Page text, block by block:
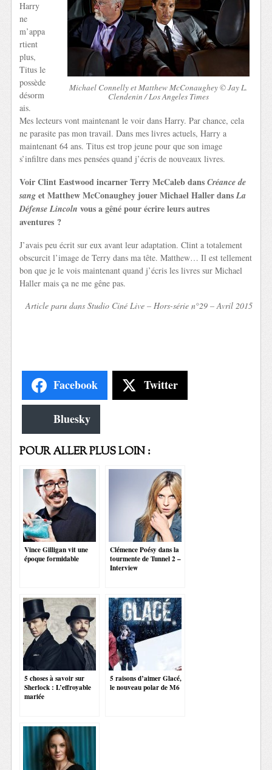
Michael Connelly et Matthew McConaughey © Jay L.
Clendenin / Los Angeles Times
Harry
ne
m’appa
rtient
plus,
Titus le
possède
désorm
ais.
Mes lecteurs vont maintenant le voir dans Harry. Par chance, cela
ne parasite pas mon travail. Dans mes livres actuels, Harry a
maintenant 64 ans. Titus est trop jeune pour que son image
s’infiltre dans mes pensées quand j’écris de nouveaux livres.
Voir Clint Eastwood incarner Terry McCaleb dansCréance de
sang et Matthew McConaughey jouer Michael Haller dansLa
Défense Lincoln vous a gêné pour écrire leurs autres
aventures ?
J’avais peu écrit sur eux avant leur adaptation. Clint a totalement
obscurcit l’image de Terry dans ma tête. Matthew… Il est tellement
bon que je le vois maintenant quand j’écris les livres sur Michael
Haller mais ça ne me gêne pas.
Article paru dans Studio Ciné Live – Hors-série n°29 – Avril 2015
Facebook Twitter
Bluesky
POUR ALLER PLUS LOIN :
Vince Gilligan vit une
époque formidable
Clémence Poésy dans la
tourmente de Tunnel 2 –
Interview
5 choses à savoir sur
Sherlock : L’effroyable
mariée
5 raisons d’aimer Glacé,
le nouveau polar de M6